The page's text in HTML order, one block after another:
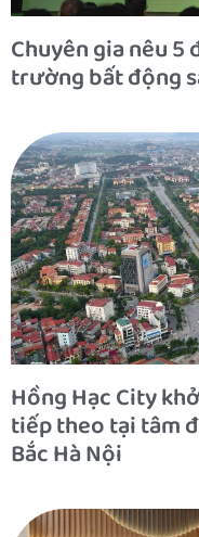
Chuyên gia nêu
trường bất động
Hồng Hạc City
tiếp theo tại tâm
Bắc Hà Nội